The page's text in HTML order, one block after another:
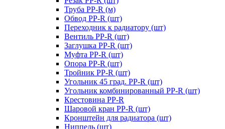
Труба PP-R (м)
Обвод PP-R (шт)
Переходник к радиатору (шт)
Вентиль PP-R (шт)
Заглушка PP-R (шт)
Муфта PP-R (шт)
Опора PP-R (шт)
Тройник PP-R (шт)
Угольник 45 град. PP-R (шт)
Угольник комбинированный PP-R (шт)
Крестовина PP-R
Шаровой кран PP-R (шт)
Кронштейн для радиатора (шт)
Ниппель (шт)